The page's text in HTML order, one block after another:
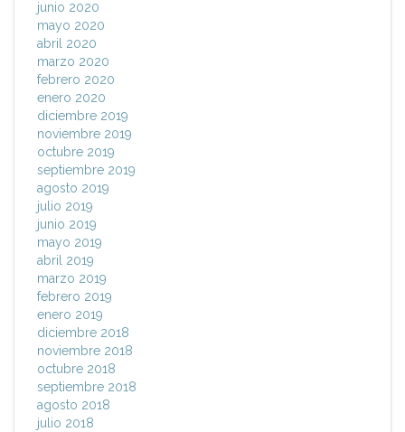
junio 2020
mayo 2020
abril 2020
marzo 2020
febrero 2020
enero 2020
diciembre 2019
noviembre 2019
octubre 2019
septiembre 2019
agosto 2019
julio 2019
junio 2019
mayo 2019
abril 2019
marzo 2019
febrero 2019
enero 2019
diciembre 2018
noviembre 2018
octubre 2018
septiembre 2018
agosto 2018
julio 2018